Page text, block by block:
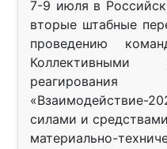
7-9 июля в
вторые штабные
проведению
Коллективными
«Взаимодействие-
силами и
материально-